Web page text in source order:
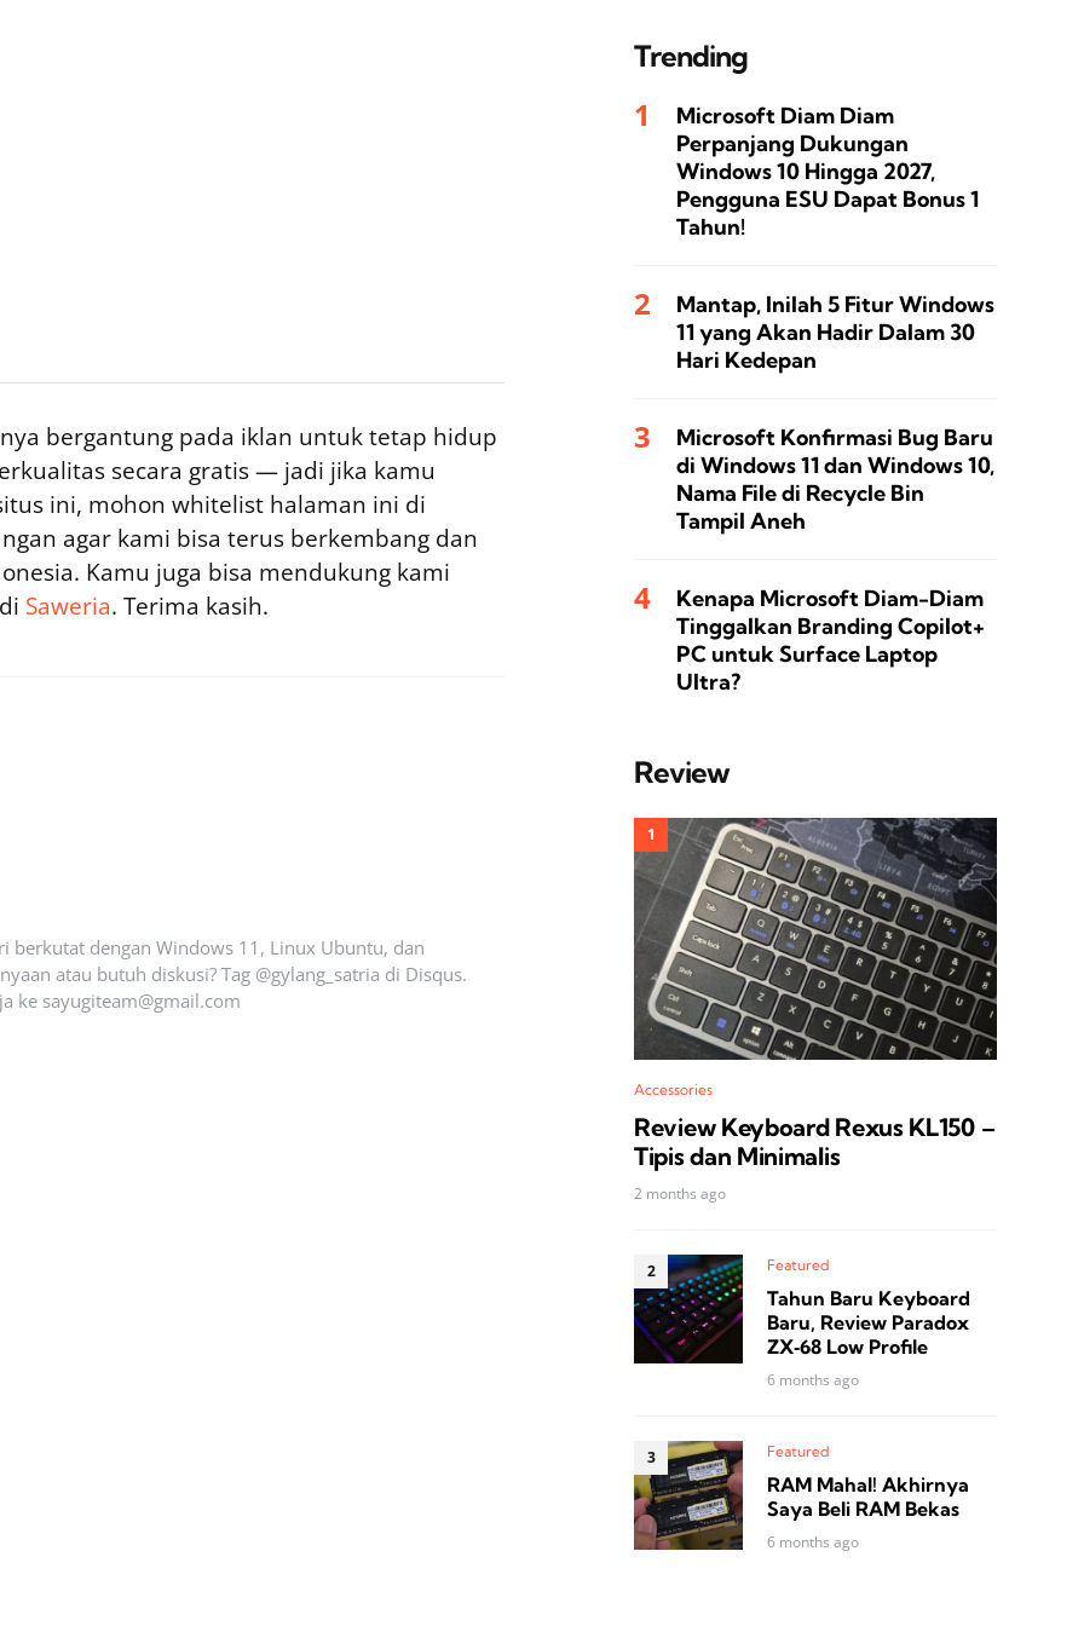
bergantung pada iklan untuk tetap hidup
secara gratis — jadi jika kamu
ini, mohon whitelist halaman ini di
agar kami bisa terus berkembang dan
Kamu juga bisa mendukung kami
Saweria. Terima kasih.
berkutat dengan Windows 11, Linux Ubuntu, dan
atau butuh diskusi? Tag @gylang_satria di Disqus.
ke sayugiteam@gmail.com
Trending
Microsoft Diam Diam
Perpanjang Dukungan
Windows 10 Hingga 2027,
Pengguna ESU Dapat Bonus 1
Tahun!
Mantap, Inilah 5 Fitur Windows
11 yang Akan Hadir Dalam 30
Hari Kedepan
Microsoft Konfirmasi Bug Baru
di Windows 11 dan Windows 10,
Nama File di Recycle Bin
Tampil Aneh
Kenapa Microsoft Diam-Diam
Tinggalkan Branding Copilot+
PC untuk Surface Laptop
Ultra?
Review
Accessories
Review Keyboard Rexus KL150 –
Tipis dan Minimalis
2 months ago
Featured
Tahun Baru Keyboard
Baru, Review Paradox
ZX‑68 Low Profile
6 months ago
Featured
RAM Mahal! Akhirnya
Saya Beli RAM Bekas
6 months ago